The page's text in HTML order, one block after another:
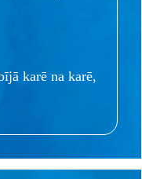
karē na karē,